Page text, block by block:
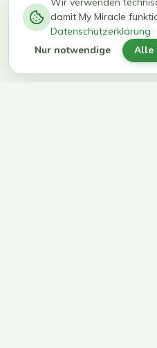
kg in 12
Wochen
erreichen
ihr Ziel
damit My Miracle
Datenschutzerklärung
Nur notwendige Alle